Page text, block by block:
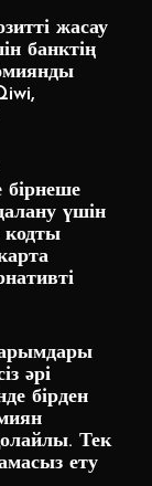
жасау
банктің
үшін
кодты
әрі
бірден
Тек
ету